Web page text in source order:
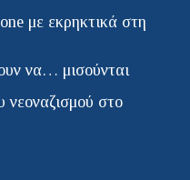
με εκρηκτικά στη
να… μισούνται
νεοναζισμού στο